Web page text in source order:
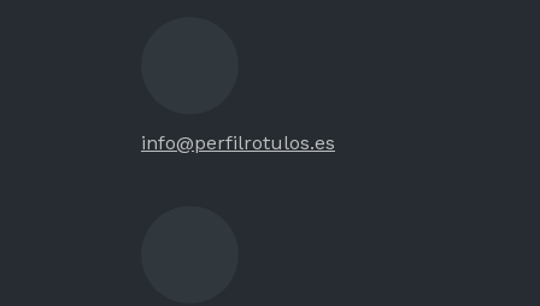
info@perfilrotulos.es